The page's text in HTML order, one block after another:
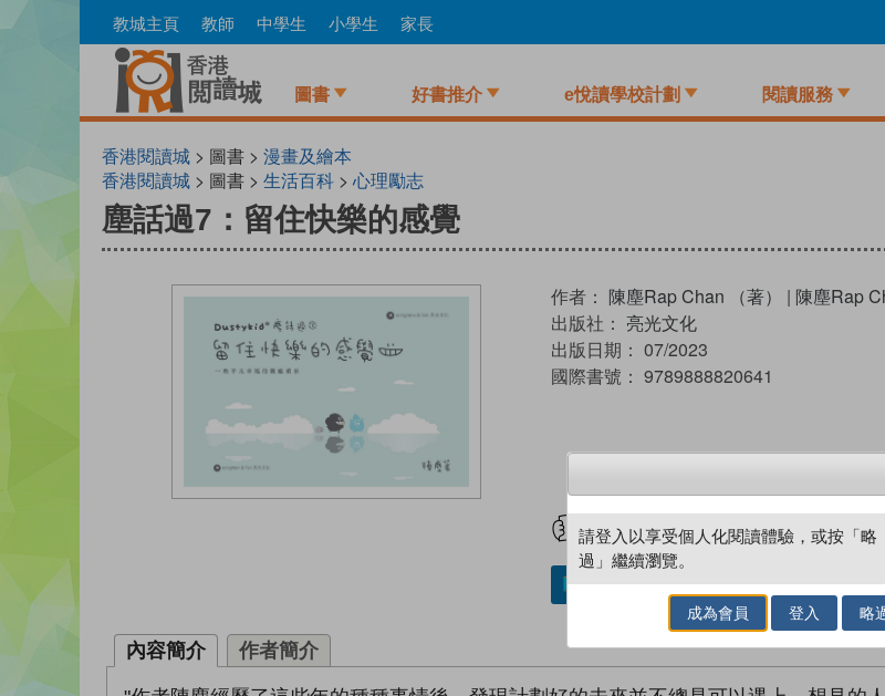
to
教城主頁 教師 中學生 小學生 家長
圖書 好書推介 e悅讀學校計劃 閱讀服務
香港閱讀城 > 圖書 > 漫畫及繪本
香港閱讀城 > 圖書 > 生活百科 > 心理勵志
塵話過7：留住快樂的感覺
作者： 陳塵Rap Chan （著） | 陳塵Rap
出版社： 亮光文化
出版日期： 07/2023
國際書號： 9789888820641
試閲 加入閱讀紀錄
加入／閱讀電子書
內容簡介 作者簡介
請登入以享受個人化閱讀體驗，或按「略
過」繼續瀏覽。
成為會員 登入 略